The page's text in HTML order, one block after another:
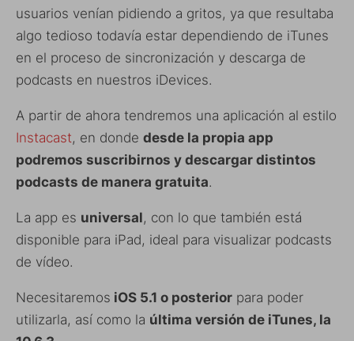
usuarios venían pidiendo a gritos, ya que resultaba
algo tedioso todavía estar dependiendo de iTunes
en el proceso de sincronización y descarga de
podcasts en nuestros iDevices.
A partir de ahora tendremos una aplicación al estilo
Instacast, en donde desde la propia app
podremos suscribirnos y descargar distintos
podcasts de manera gratuita.
La app es universal, con lo que también está
disponible para iPad, ideal para visualizar podcasts
de vídeo.
Necesitaremos iOS 5.1 o posterior para poder
utilizarla, así como la última versión de iTunes, la